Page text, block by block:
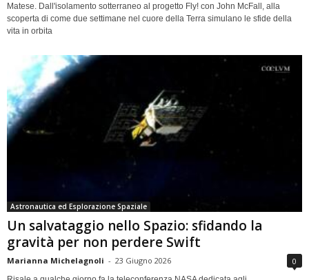
Matese. Dall'isolamento sotterraneo al progetto Fly! con John McFall, alla
scoperta di come due settimane nel cuore della Terra simulano le sfide della
vita in orbita
Astronautica ed Esplorazione Spaziale
Un salvataggio nello Spazio: sfidando la
gravità per non perdere Swift
Marianna Michelagnoli - 23 Giugno 2026 0